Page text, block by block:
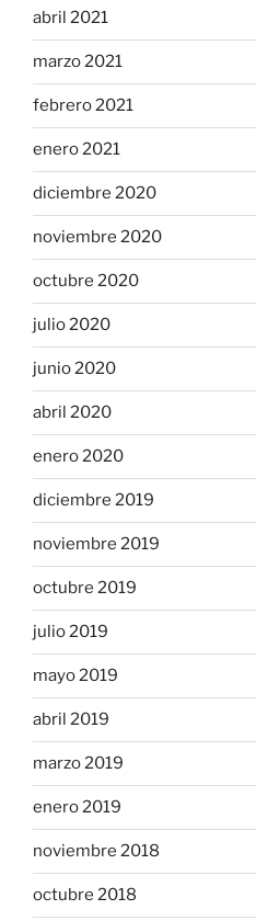
abril 2021
marzo 2021
febrero 2021
enero 2021
diciembre 2020
noviembre 2020
octubre 2020
julio 2020
junio 2020
abril 2020
enero 2020
diciembre 2019
noviembre 2019
octubre 2019
julio 2019
mayo 2019
abril 2019
marzo 2019
enero 2019
noviembre 2018
octubre 2018